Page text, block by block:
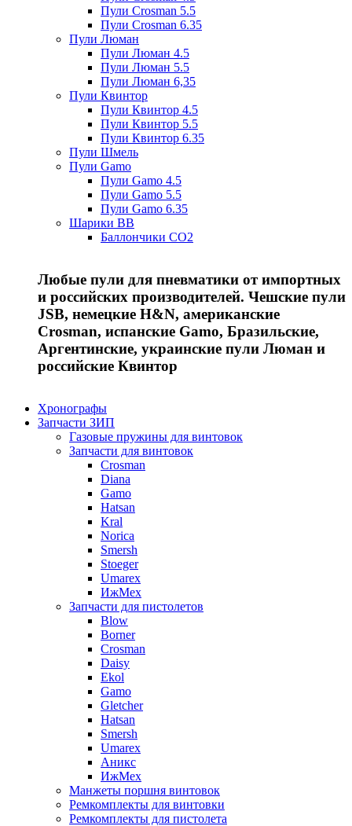
Пули Crosman 5.5
Пули Crosman 6.35
Пули Люман
Пули Люман 4.5
Пули Люман 5.5
Пули Люман 6,35
Пули Квинтор
Пули Квинтор 4.5
Пули Квинтор 5.5
Пули Квинтор 6.35
Пули Шмель
Пули Gamo
Пули Gamo 4.5
Пули Gamo 5.5
Пули Gamo 6.35
Шарики BB
Баллончики CO2
Любые пули для пневматики от импортных
и российских производителей. Чешские пули
JSB, немецкие H&N, американские
Crosman, испанские Gamo, Бразильские,
Аргентинские, украинские пули Люман и
российские Квинтор
Хронографы
Запчасти ЗИП
Газовые пружины для винтовок
Запчасти для винтовок
Crosman
Diana
Gamo
Hatsan
Kral
Norica
Smersh
Stoeger
Umarex
ИжМех
Запчасти для пистолетов
Blow
Borner
Crosman
Daisy
Ekol
Gamo
Gletcher
Hatsan
Smersh
Umarex
Аникс
ИжМех
Манжеты поршня винтовок
Ремкомплекты для винтовки
Ремкомплекты для пистолета